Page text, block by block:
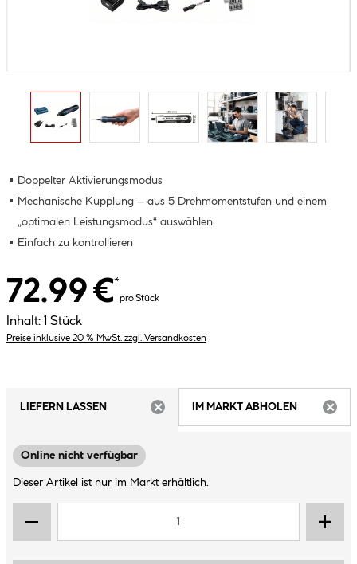
Doppelter Aktivierungsmodus
Mechanische Kupplung – aus 5 Drehmomentstufen und einem
„optimalen Leistungsmodus“ auswählen
Einfach zu kontrollieren
72.99 €*
pro Stück
Inhalt: 1 Stück
Preise inklusive 20 % MwSt. zzgl. Versandkosten
LIEFERN LASSEN
IM MARKT ABHOLEN
Online nicht verfügbar
Dieser Artikel ist nur im Markt erhältlich.